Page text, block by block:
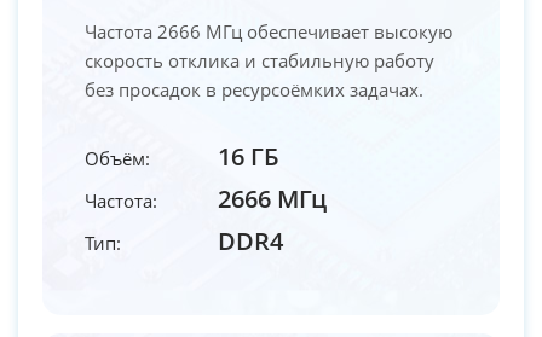
Частота 2666 МГц обеспечивает высокую
скорость отклика и стабильную работу
без просадок в ресурсоёмких задачах.
Объём: 16 ГБ
Частота: 2666 МГц
Тип: DDR4